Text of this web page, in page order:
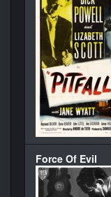
Force Of Evil